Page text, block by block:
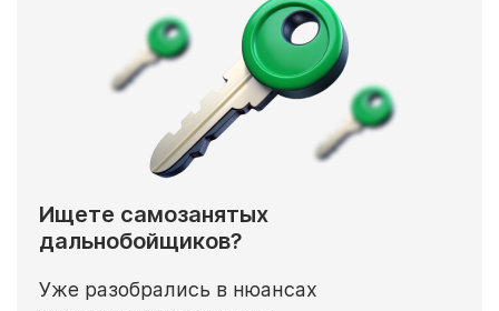
Ищете самозанятых
дальнобойщиков?
Уже разобрались в нюансах